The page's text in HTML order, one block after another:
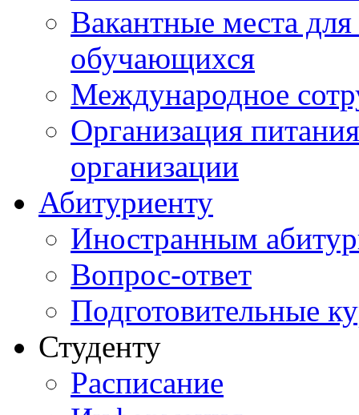
Вакантные места
обучающихся
Международное
Организация
организации
Абитуриенту
Иностранным
Вопрос-ответ
Подготовительные
Студенту
Расписание